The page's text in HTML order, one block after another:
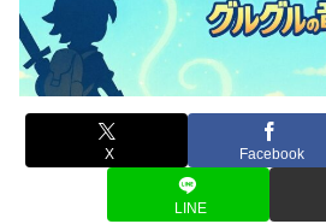
X Facebook
LINE